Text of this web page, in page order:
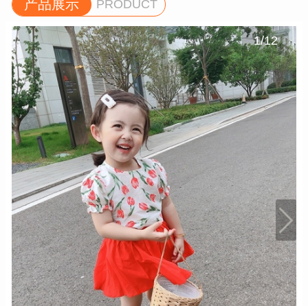
产品展示 PRODUCT
1/12